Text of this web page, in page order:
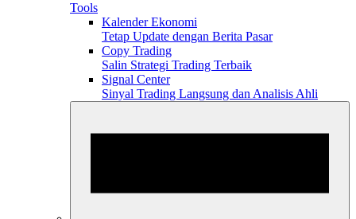
Tools
Kalender Ekonomi
Tetap Update dengan Berita Pasar
Copy Trading
Salin Strategi Trading Terbaik
Signal Center
Sinyal Trading Langsung dan Analisis Ahli